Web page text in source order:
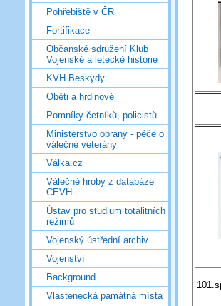
Pohřebiště v ČR
Fortifikace
Občanské sdružení Klub
Vojenské a letecké historie
KVH Beskydy
Oběti a hrdinové
Pomníky četníků, policistů
Ministerstvo obrany - péče o
válečné veterány
Válka.cz
Válečné hroby z databáze
CEVH
Ústav pro studium totalitních
režimů
Vojenský ústřední archiv
Vojenství
Background
Vlastenecká památná místa